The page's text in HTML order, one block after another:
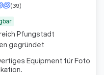
(39)
Equipment für Foto
Pfungstadt
gegründet